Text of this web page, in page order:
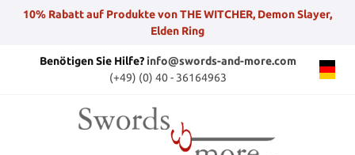
10% Rabatt auf Produkte von THE WITCHER, Demon Slayer,
Elden Ring
Benötigen Sie Hilfe?info@swords-and-more.com
(+49) (0) 40 - 36164963